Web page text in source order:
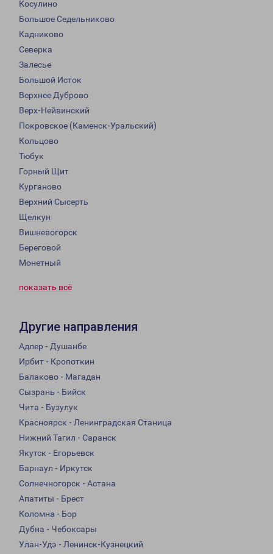
Косулино
Большое Седельниково
Кадниково
Северка
Залесье
Большой Исток
Верхнее Дуброво
Верх-Нейвинский
Покровское (Каменск-Уральский)
Кольцово
Тюбук
Горный Щит
Курганово
Верхний Сысерть
Щелкун
Вишневогорск
Береговой
Монетный
показать всё
Другие направления
Адлер - Душанбе
Ирбит - Кропоткин
Балаково - Магадан
Сызрань - Бийск
Чита - Бузулук
Красноярск - Ленинградская Станица
Нижний Тагил - Саранск
Якутск - Егорьевск
Барнаул - Иркутск
Солнечногорск - Астана
Апатиты - Брест
Коломна - Бор
Дубна - Чебоксары
Улан-Удэ - Ленинск-Кузнецкий